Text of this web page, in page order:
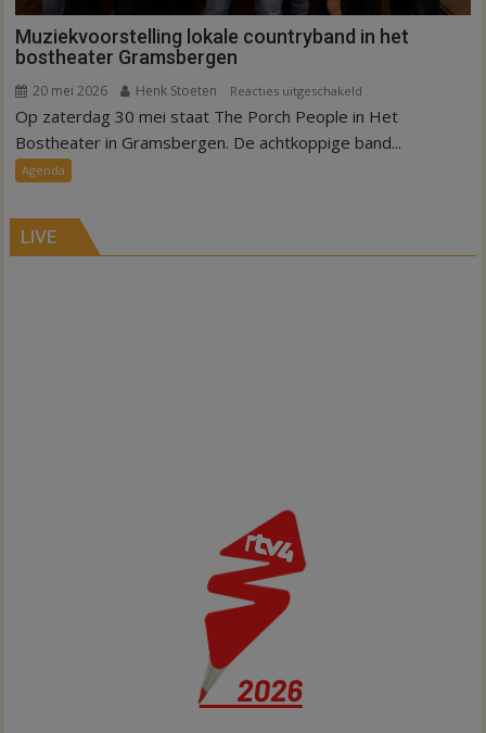
Muziekvoorstelling lokale countryband in het
bostheater Gramsbergen
20 mei 2026 Henk Stoeten Reacties uitgeschakeld
Muziekvoorstelling
lokale
Gramsbergen
Op zaterdag 30 mei staat The Porch People in Het
Bostheater in Gramsbergen. De achtkoppige band...
Agenda
LIVE